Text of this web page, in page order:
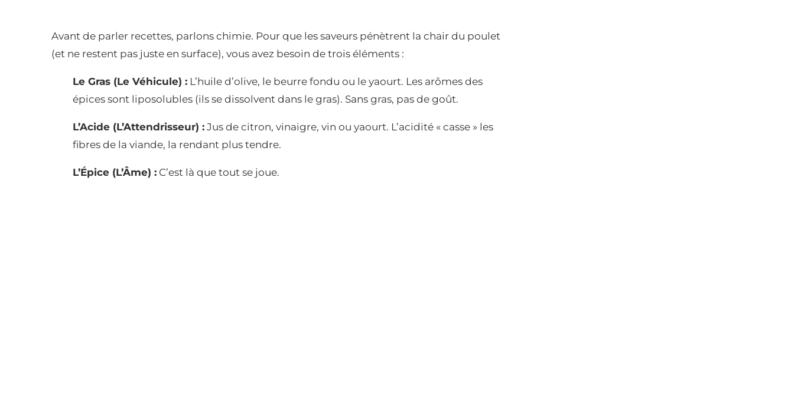
Avant de parler recettes, parlons chimie. Pour que les saveurs pénètrent la chair du poulet
(et ne restent pas juste en surface), vous avez besoin de trois éléments :
Le Gras (Le Véhicule) : L’huile d’olive, le beurre fondu ou le yaourt. Les arômes des
épices sont liposolubles (ils se dissolvent dans le gras). Sans gras, pas de goût.
L’Acide (L’Attendrisseur) : Jus de citron, vinaigre, vin ou yaourt. L’acidité « casse » les
fibres de la viande, la rendant plus tendre.
L’Épice (L’Âme) : C’est là que tout se joue.